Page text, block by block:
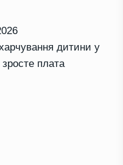
дитини у
плата